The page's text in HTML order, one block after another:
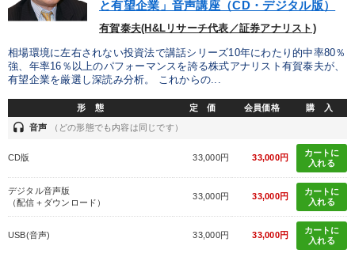
と有望企業」音声講座（CD・デジタル版）
有賀泰夫(H&Lリサーチ代表／証券アナリスト)
相場環境に左右されない投資法で講話シリーズ10年にわたり的中率80％
強、年率16％以上のパフォーマンスを誇る株式アナリスト有賀泰夫が、
有望企業を厳選し深読み分析。 これからの...
形 態 定 価 会員価格 購 入
headset 音声 （どの形態でも内容は同じです）
CD版 33,000円 33,000円
カートに
入れる
デジタル音声版
（配信＋ダウンロード）
33,000円 33,000円
カートに
入れる
USB(音声) 33,000円 33,000円
カートに
入れる